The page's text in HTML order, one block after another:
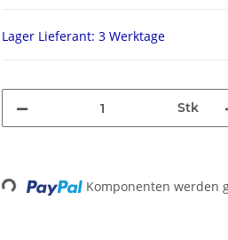
Lager Lieferant: 3 Werktage
Stk
Loading... Komponenten werden